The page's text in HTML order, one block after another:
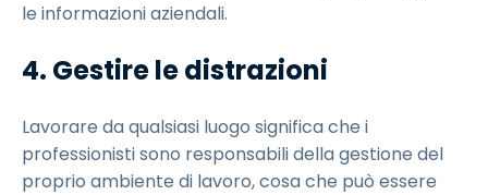
le informazioni aziendali.
4. Gestire le distrazioni
Lavorare da qualsiasi luogo significa che i
professionisti sono responsabili della gestione del
proprio ambiente di lavoro, cosa che può essere